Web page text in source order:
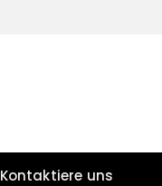
Kontaktiere uns